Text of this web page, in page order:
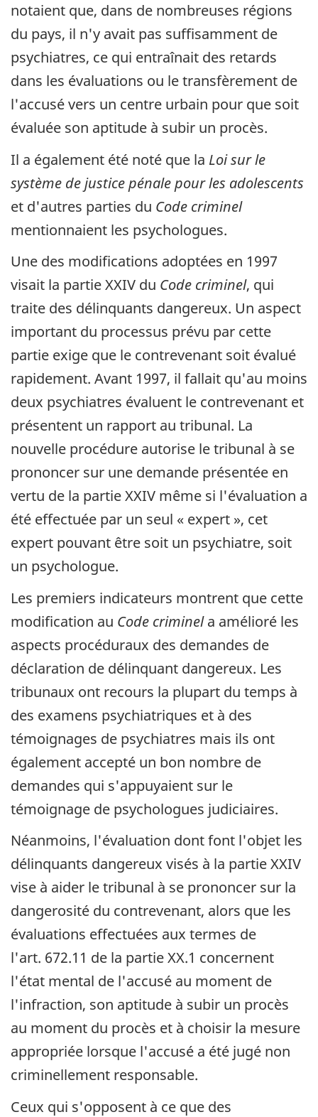
notaient que, dans de nombreuses régions
du pays, il n'y avait pas suffisamment de
psychiatres, ce qui entraînait des retards
dans les évaluations ou le transfèrement de
l'accusé vers un centre urbain pour que soit
évaluée son aptitude à subir un procès.
Il a également été noté que la Loi sur le
système de justice pénale pour les adolescents
et d'autres parties du Code criminel
mentionnaient les psychologues.
Une des modifications adoptées en 1997
visait la partie XXIV du Code criminel, qui
traite des délinquants dangereux. Un aspect
important du processus prévu par cette
partie exige que le contrevenant soit évalué
rapidement. Avant 1997, il fallait qu'au moins
deux psychiatres évaluent le contrevenant et
présentent un rapport au tribunal. La
nouvelle procédure autorise le tribunal à se
prononcer sur une demande présentée en
vertu de la partie XXIV même si l'évaluation a
été effectuée par un seul « expert », cet
expert pouvant être soit un psychiatre, soit
un psychologue.
Les premiers indicateurs montrent que cette
modification au Code criminela amélioré les
aspects procéduraux des demandes de
déclaration de délinquant dangereux. Les
tribunaux ont recours la plupart du temps à
des examens psychiatriques et à des
témoignages de psychiatres mais ils ont
également accepté un bon nombre de
demandes qui s'appuyaient sur le
témoignage de psychologues judiciaires.
Néanmoins, l'évaluation dont font l'objet les
délinquants dangereux visés à la partie XXIV
vise à aider le tribunal à se prononcer sur la
dangerosité du contrevenant, alors que les
évaluations effectuées aux termes de
l'art. 672.11 de la partie XX.1 concernent
l'état mental de l'accusé au moment de
l'infraction, son aptitude à subir un procès
au moment du procès et à choisir la mesure
appropriée lorsque l'accusé a été jugé non
criminellement responsable.
Ceux qui s'opposent à ce que des